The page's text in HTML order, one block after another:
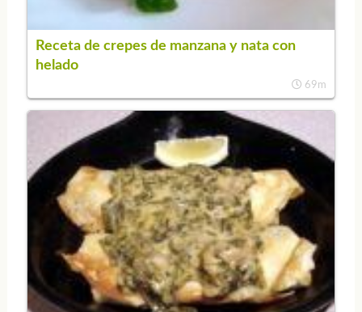
Receta de crepes de manzana y nata con
helado
69m